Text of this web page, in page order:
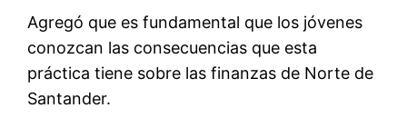
Agregó que es fundamental que los jóvenes
conozcan las consecuencias que esta
práctica tiene sobre las finanzas de Norte de
Santander.